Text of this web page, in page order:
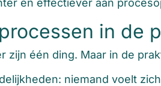
en effectiever aan
in de
zijn één ding. Maar in de
niemand voelt